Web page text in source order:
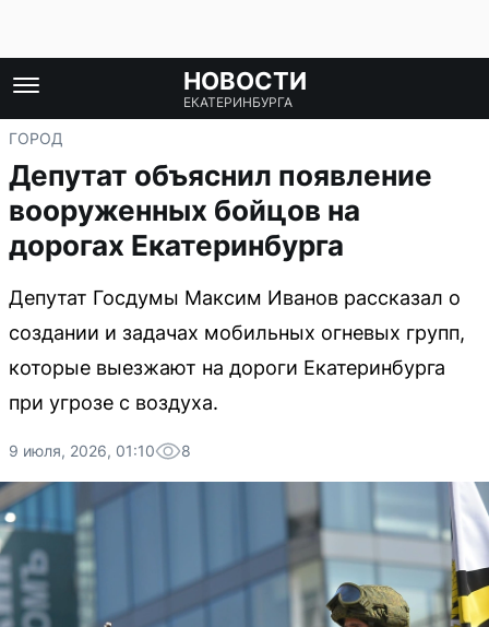
НОВОСТИ
ЕКАТЕРИНБУРГА
ГОРОД
Депутат объяснил появление
вооруженных бойцов на
дорогах Екатеринбурга
Депутат Госдумы Максим Иванов рассказал о
создании и задачах мобильных огневых групп,
которые выезжают на дороги Екатеринбурга
при угрозе с воздуха.
9 июля, 2026, 01:10 8